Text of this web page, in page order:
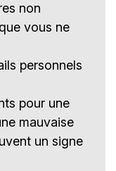
non
vous ne
personnels
pour une
mauvaise
un signe